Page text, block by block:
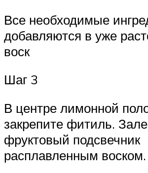
Все необходимые
добавляются в уже
воск
Шаг 3
В центре лимонной
закрепите фитиль.
фруктовый подсвечник
расплавленным воском.